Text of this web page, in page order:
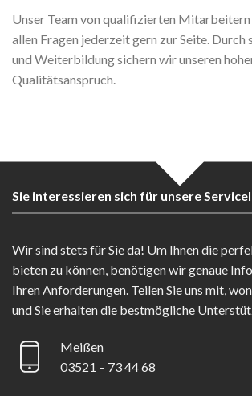
Unser Team von qualifizierten Mitarbeitern
allen Fragen jederzeit gern zur Seite. Durch
und Weiterbildung sichern wir unseren
Qualitätsanspruch.
Sie interessieren sich für unsere
Wir sind stets für Sie da! Um Ihnen die
bieten zu können, benötigen wir genaue
Ihren Anforderungen. Teilen Sie uns mit,
und Sie erhalten die bestmögliche
Meißen
03521 – 73 44 68